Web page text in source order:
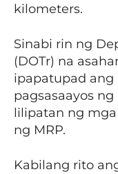
kilometers.
Sinabi rin ng
(DOTr) na
ipapatupad
pagsasaayos
lilipatan ng
ng MRP.
Kabilang rito